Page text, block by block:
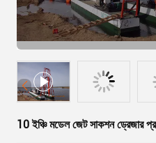
10 ইঞ্চি মডেল জেট সাকশন ড্রেজার